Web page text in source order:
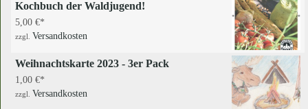
Kochbuch der Waldjugend!
5,00 €
zzgl. Versandkosten
Weihnachtskarte 2023 - 3er Pack
1,00 €
zzgl. Versandkosten